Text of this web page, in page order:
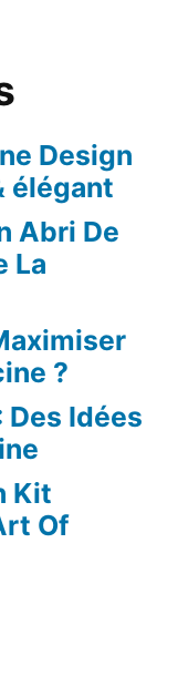
Design
élégant
Abri De
La
?
Des Idées
Kit
Of